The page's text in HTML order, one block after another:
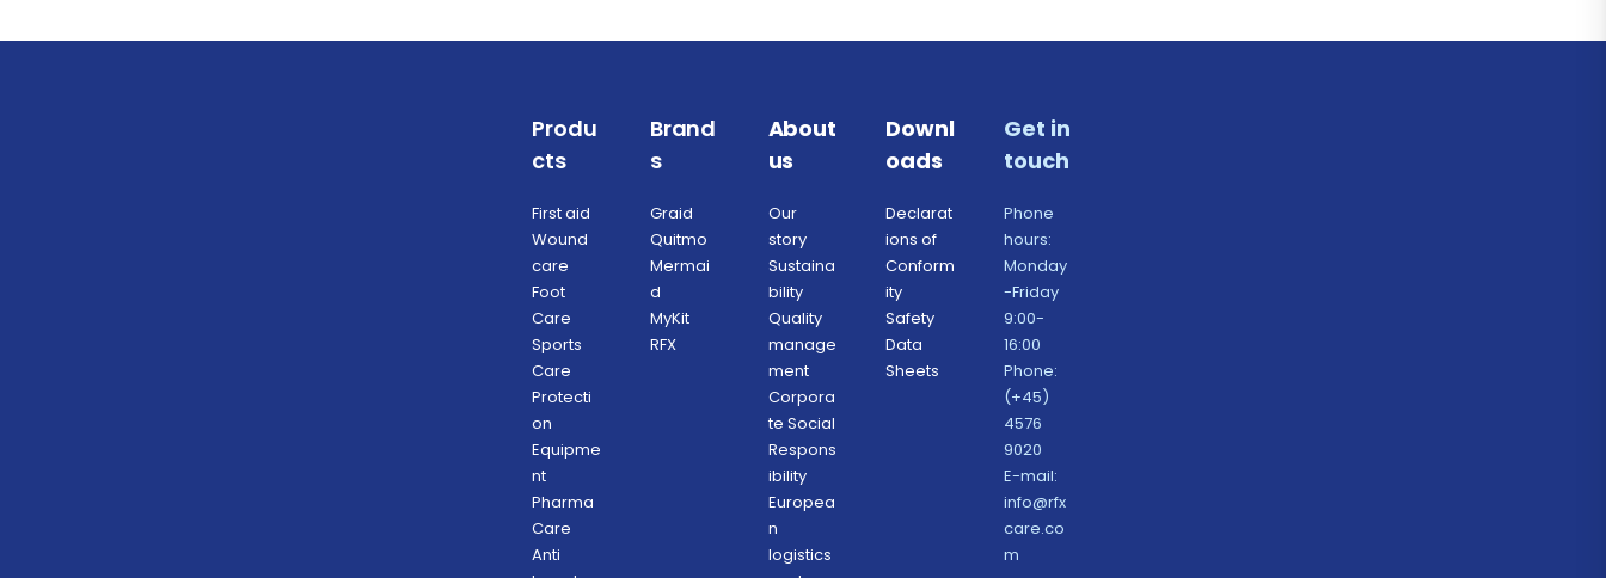
Produ
cts
First aid
Wound
care
Foot
Care
Sports
Care
Protecti
on
Equipme
nt
Pharma
Care
Anti
Brand
s
Graid
Quitmo
Mermai
d
MyKit
RFX
About
us
Our
story
Sustaina
bility
Quality
manage
ment
Corpora
te Social
Respons
ibility
Europea
n
logistics
Downl
oads
Declarat
ions of
Conform
ity
Safety
Data
Sheets
Get in
touch
Phone
hours:
Monday
-Friday
9:00-
16:00
Phone:
(+45)
4576
9020
E-mail:
info@rfx
care.co
m